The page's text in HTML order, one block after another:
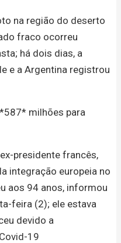
na região do deserto
fraco ocorreu
há dois dias, a
e a Argentina registrou
milhões para
presidente francês,
integração europeia no
aos 94 anos, informou
feira (2); ele estava
devido a
19